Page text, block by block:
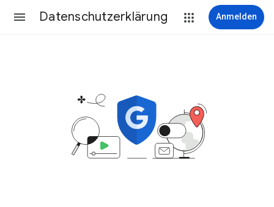
Datenschutzerklärung Anmelden